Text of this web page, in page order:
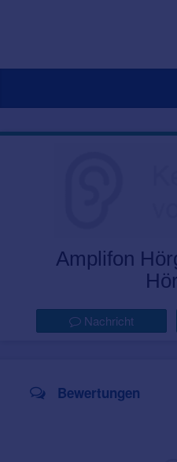
Amplifon
Nachricht
Bewertungen